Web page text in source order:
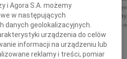
16 sierpnia 2022
Mikołaj
się w
wyrazy
Mamy składają
Banku Polskiego
i Agora S.A. możemy
w następujących
danych geolokalizacyjnych.
urządzenia do celów
informacji na urządzeniu lub
reklamy i treści, pomiar